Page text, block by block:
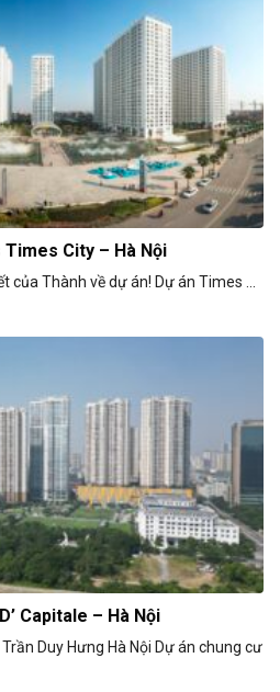
City – Hà Nội
của Thành về dự án! Dự án Times ...
Capitale – Hà Nội
Duy Hưng Hà Nội Dự án chung cư